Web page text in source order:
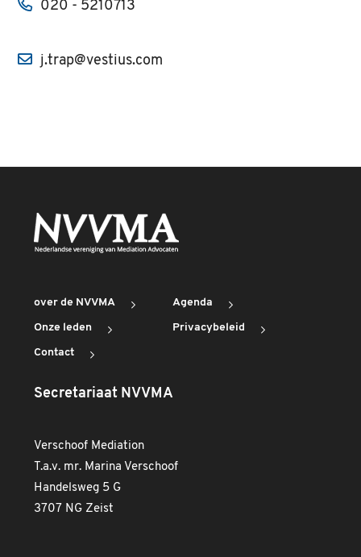
020 - 5210713
j.trap@vestius.com
over de NVVMA Agenda
Onze leden Privacybeleid
Contact
Secretariaat NVVMA
Verschoof Mediation
T.a.v. mr. Marina Verschoof
Handelsweg 5 G
3707 NG Zeist